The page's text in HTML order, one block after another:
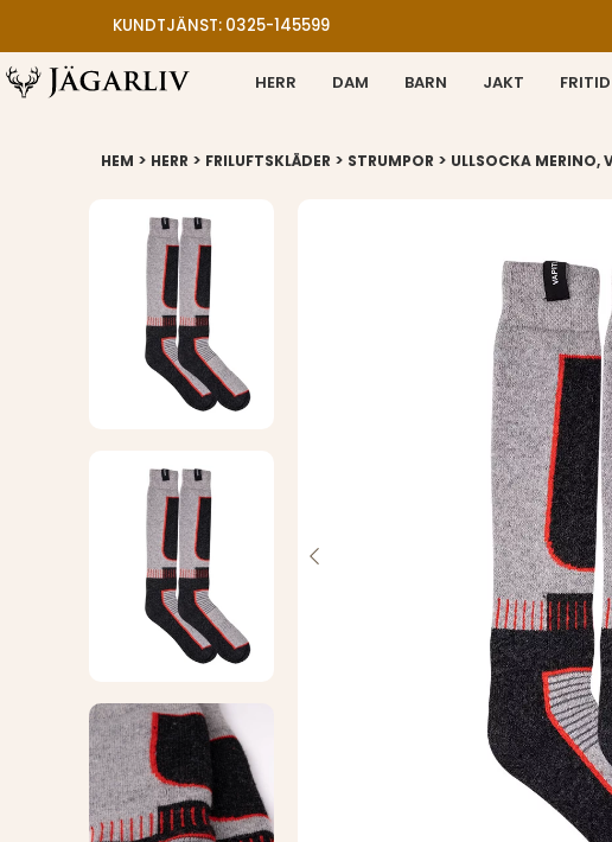
KUNDTJÄNST: 0325-145599
HERR DAM BARN JAKT FRITID
HEM > HERR > FRILUFTSKLÄDER > STRUMPOR > ULLSOCKA MERINO,